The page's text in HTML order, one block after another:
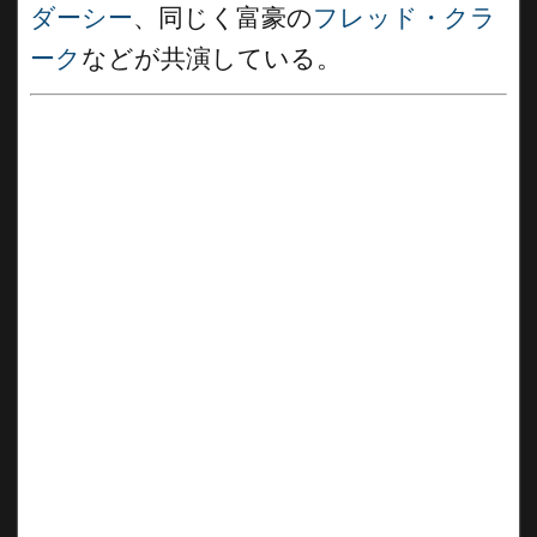
ダーシー、同じく富豪のフレッド・クラ
ーク などが共演している。